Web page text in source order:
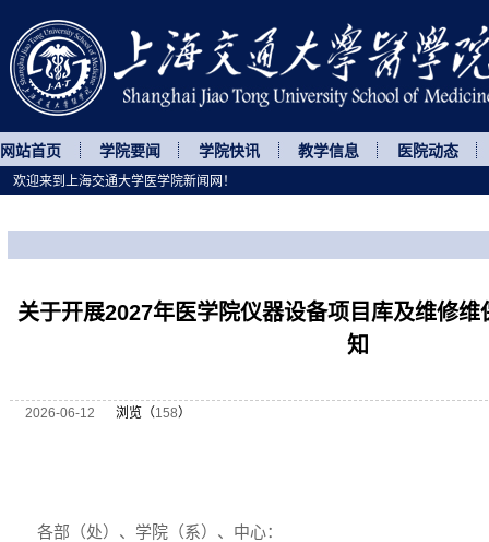
网站首页 学院要闻 学院快讯 教学信息 医院动态
关于开展2027年医学院仪器设备项目库及维修
知
2026-06-12 浏览（158）
各部（处）、学院（系）、中心：
欢迎来到上海交通大学医学院新闻网！